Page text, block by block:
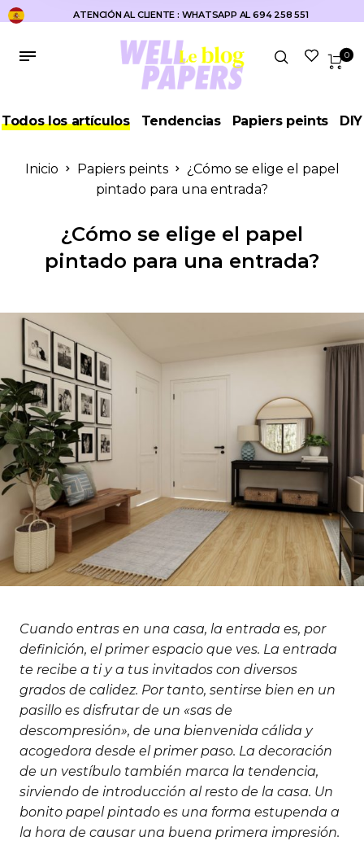
ATENCIÓN AL CLIENTE : WHATSAPP AL 694 258 551
0
Todos los artículos Tendencias Papiers peints DIY
Inicio Papiers peints
¿Cómo se elige el papel
pintado para una entrada?
¿Cómo se elige el papel
pintado para una entrada?
Cuando entras en una casa, la entrada es, por
definición, el primer espacio que ves. La entrada
te recibe a ti y a tus invitados con diversos
grados de calidez. Por tanto, sentirse bien en un
pasillo es disfrutar de un «sas de
descompresión», de una bienvenida cálida y
acogedora desde el primer paso. La decoración
de un vestíbulo también marca la tendencia,
sirviendo de introducción al resto de la casa. Un
bonito papel pintado es una forma estupenda a
la hora de causar una buena primera impresión.